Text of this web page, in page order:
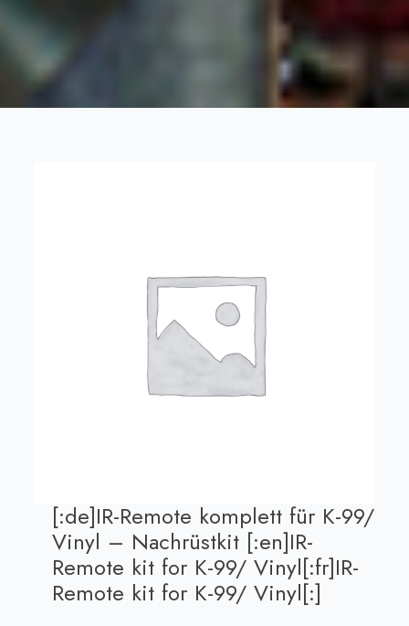
[:de]IR-Remote komplett für K-99/
Vinyl – Nachrüstkit [:en]IR-
Remote kit for K-99/ Vinyl[:fr]IR-
Remote kit for K-99/ Vinyl[:]